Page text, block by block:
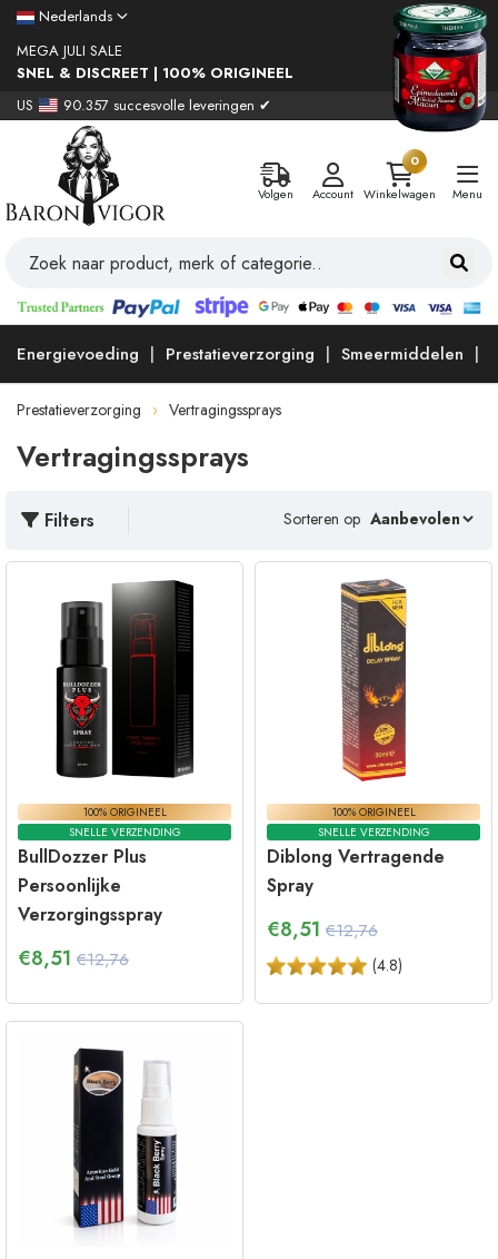
Nederlands
MEGA JULI SALE
SNEL & DISCREET | 100% ORIGINEEL
US
90.357 succesvolle leveringen ✔
Volgen Account
0
Winkelwagen
Menu
Energievoeding Prestatieverzorging Smeermiddelen
Prestatieverzorging Vertragingssprays
Vertragingssprays
Filters Sorteren op
100% ORIGINEEL
SNELLE VERZENDING
BullDozzer Plus
Persoonlijke
Verzorgingsspray
€8,51 €12,76
100% ORIGINEEL
SNELLE VERZENDING
Diblong Vertragende
Spray
€8,51 €12,76
(4.8)